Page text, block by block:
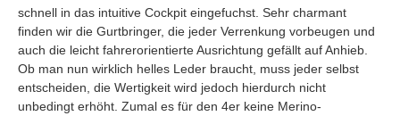
schnell in das intuitive Cockpit eingefuchst. Sehr charmant
finden wir die Gurtbringer, die jeder Verrenkung vorbeugen und
auch die leicht fahrerorientierte Ausrichtung gefällt auf Anhieb.
Ob man nun wirklich helles Leder braucht, muss jeder selbst
entscheiden, die Wertigkeit wird jedoch hierdurch nicht
unbedingt erhöht. Zumal es für den 4er keine Merino-